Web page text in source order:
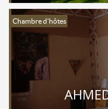
Chambre d'hôtes